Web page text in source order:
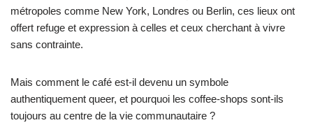
métropoles comme New York, Londres ou Berlin, ces lieux ont
offert refuge et expression à celles et ceux cherchant à vivre
sans contrainte.
Mais comment le café est-il devenu un symbole
authentiquement queer, et pourquoi les coffee-shops sont-ils
toujours au centre de la vie communautaire ?